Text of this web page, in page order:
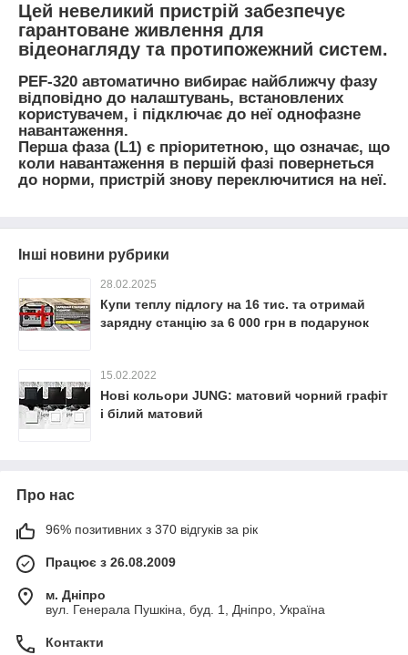
Цей невеликий пристрій забезпечує
гарантоване живлення для
відеонагляду та протипожежний систем.
PEF-320 автоматично вибирає найближчу фазу
відповідно до налаштувань, встановлених
користувачем, і підключає до неї однофазне
навантаження.
Перша фаза (L1) є пріоритетною, що означає, що
коли навантаження в першій фазі повернеться
до норми, пристрій знову переключитися на неї.
Інші новини рубрики
28.02.2025
Купи теплу підлогу на 16 тис. та отримай
зарядну станцію за 6 000 грн в подарунок
15.02.2022
Нові кольори JUNG: матовий чорний графіт
і білий матовий
Про нас
96% позитивних з 370 відгуків за рік
Працює з 26.08.2009
м. Дніпро
вул. Генерала Пушкіна, буд. 1, Дніпро, Україна
Контакти